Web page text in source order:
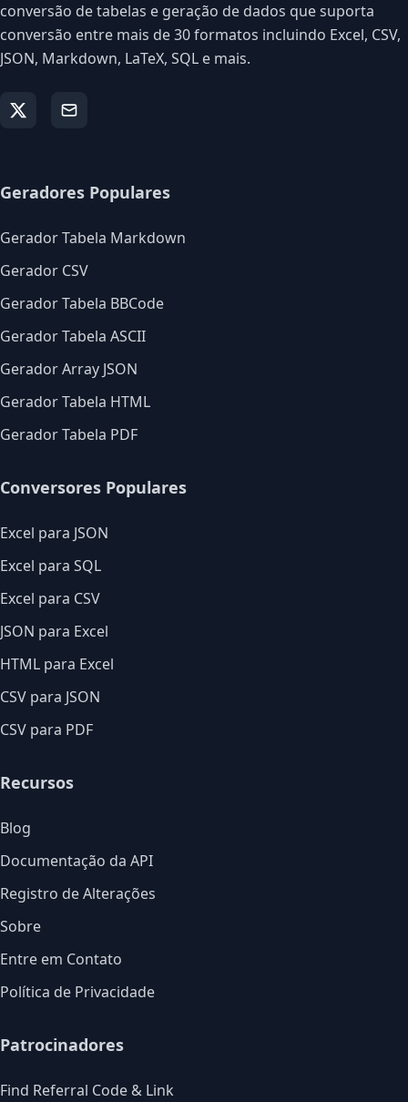
conversão de tabelas e geração de dados que suporta
conversão entre mais de 30 formatos incluindo Excel, CSV,
JSON, Markdown, LaTeX, SQL e mais.
Geradores Populares
Gerador Tabela Markdown
Gerador CSV
Gerador Tabela BBCode
Gerador Tabela ASCII
Gerador Array JSON
Gerador Tabela HTML
Gerador Tabela PDF
Conversores Populares
Excel para JSON
Excel para SQL
Excel para CSV
JSON para Excel
HTML para Excel
CSV para JSON
CSV para PDF
Recursos
Blog
Documentação da API
Registro de Alterações
Sobre
Entre em Contato
Política de Privacidade
Patrocinadores
Find Referral Code & Link